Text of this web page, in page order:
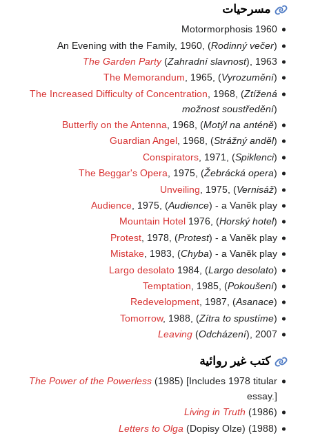
مسرحيات
Motormorphosis 1960
An Evening with the Family, 1960, (Rodinný večer)
The Garden Party(Zahradní slavnost), 1963
The Memorandum, 1965, (Vyrozumění)
The Increased Difficulty of Concentration , 1968, (Ztížená
možnost soustředění)
Butterfly on the Antenna , 1968, (Motýl na anténě)
Guardian Angel, 1968, (Strážný anděl)
Conspirators, 1971, (Spiklenci)
The Beggar's Opera, 1975, (Žebrácká opera)
Unveiling , 1975, (Vernisáž)
Audience, 1975, (Audience) - a Vanӗk play
Mountain Hotel1976, (Horský hotel)
Protest, 1978, (Protest) - a Vanӗk play
Mistake, 1983, (Chyba) - a Vanӗk play
Largo desolato1984, (Largo desolato)
Temptation , 1985, (Pokoušení)
Redevelopment, 1987, (Asanace)
Tomorrow, 1988, (Zítra to spustíme)
Leaving(Odcházení), 2007
كتب غير روائية
The Power of the Powerless(1985) [Includes 1978 titular
essay.]
Living in Truth (1986)
Letters to Olga (Dopisy Olze) (1988)